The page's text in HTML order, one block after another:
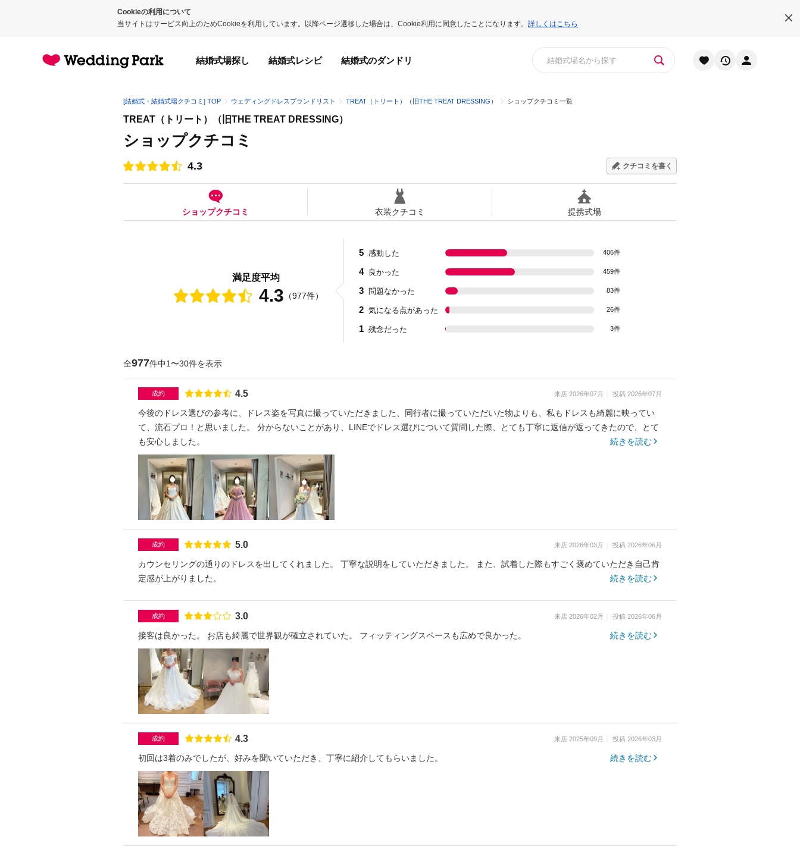
Cookieの利用について
当サイトはサービス向上のためCookieを利用しています。以降ページ遷移した場合は、Cookie利用に同意したことになります。 詳しくはこちら
結婚式場探し 結婚式レシピ 結婚式のダンドリ
[結婚式・結婚式場クチコミ] TOP ウェディングドレスブランドリスト TREAT（トリート）（旧THE TREAT DRESSING） ショップクチコミ一覧
TREAT（トリート）（旧THE TREAT DRESSING）
ショップクチコミ
点数
4.3 クチコミを書く
ショップクチコミ 衣装クチコミ 提携式場
満足度平均
点数
4.3 （977件）
5 感動した 406件
4 良かった 459件
3 問題なかった 83件
2 気になる点があった 26件
1 残念だった 3件
全977件中1〜30件を表示
成約 点数
4.5 来店 2026年07月 投稿 2026年07月
今後のドレス選びの参考に、ドレス姿を写真に撮っていただきました、同行者に撮っていただいた物よりも、私もドレスも綺麗に映ってい
て、流石プロ！と思いました。 分からないことがあり、LINEでドレス選びについて質問した際、とても丁寧に返信が返ってきたので、とて
も安心しました。
続きを読む
成約 点数
5.0 来店 2026年03月 投稿 2026年06月
カウンセリングの通りのドレスを出してくれました。 丁寧な説明をしていただきました。 また、試着した際もすごく褒めていただき自己肯
定感が上がりました。
続きを読む
成約 点数
3.0 来店 2026年02月 投稿 2026年06月
接客は良かった。 お店も綺麗で世界観が確立されていた。 フィッティングスペースも広めで良かった。 続きを読む
成約 点数
4.3 来店 2025年09月 投稿 2026年03月
初回は3着のみでしたが、好みを聞いていただき、丁寧に紹介してもらいました。 続きを読む